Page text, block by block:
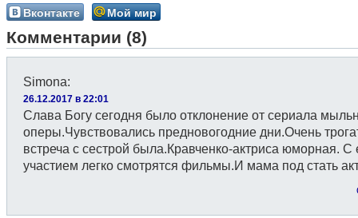
Вконтакте Мой мир
Комментарии (8)
Simona:
26.12.2017 в 22:01
Слава Богу сегодня было отклонение от сериала
оперы.Чувствовались предновогодние дни.Очень
встреча с сестрой была.Кравченко-актриса юморная. С
участием легко смотрятся фильмы.И мама под стать